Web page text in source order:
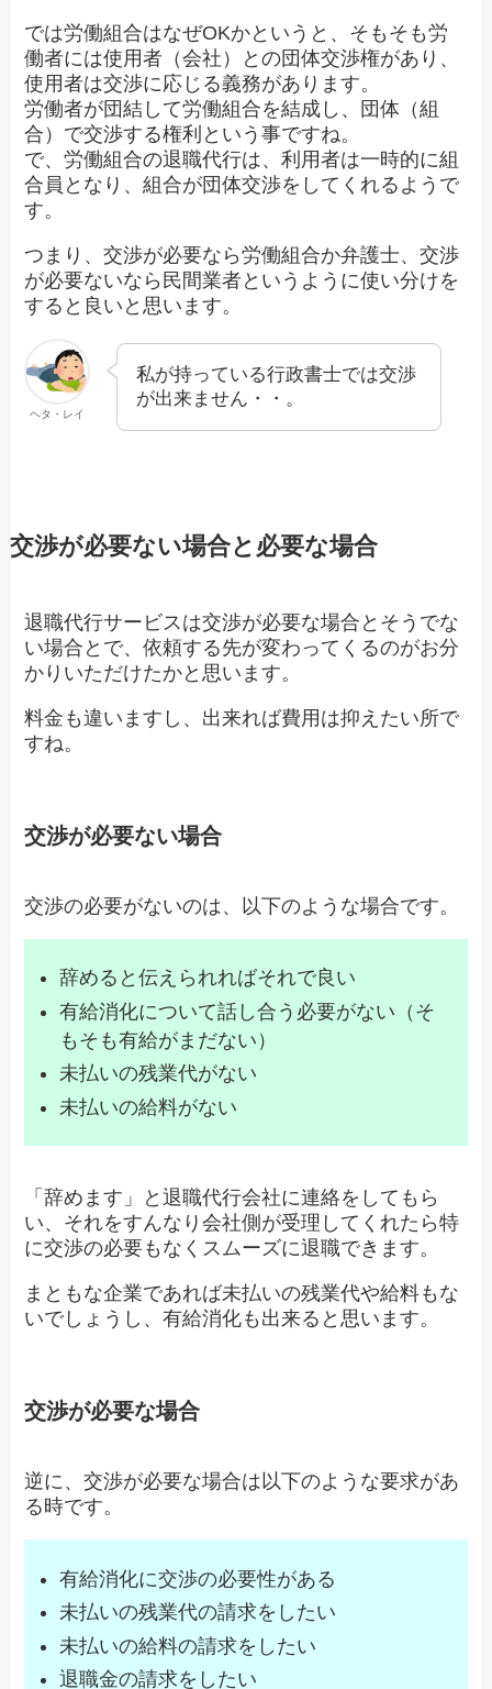
では労働組合はなぜOKかというと、そもそも労
働者には使用者（会社）との団体交渉権があり、
使用者は交渉に応じる義務があります。
労働者が団結して労働組合を結成し、団体（組
合）で交渉する権利という事ですね。
で、労働組合の退職代行は、利用者は一時的に組
合員となり、組合が団体交渉をしてくれるようで
す。
つまり、交渉が必要なら労働組合か弁護士、交渉
が必要ないなら民間業者というように使い分けを
すると良いと思います。
ヘタ・レイ
私が持っている行政書士では交渉
が出来ません・・。
交渉が必要ない場合と必要な場合
退職代行サービスは交渉が必要な場合とそうでな
い場合とで、依頼する先が変わってくるのがお分
かりいただけたかと思います。
料金も違いますし、出来れば費用は抑えたい所で
すね。
交渉が必要ない場合
交渉の必要がないのは、以下のような場合です。
辞めると伝えられればそれで良い
有給消化について話し合う必要がない（そ
もそも有給がまだない）
未払いの残業代がない
未払いの給料がない
「辞めます」と退職代行会社に連絡をしてもら
い、それをすんなり会社側が受理してくれたら特
に交渉の必要もなくスムーズに退職できます。
まともな企業であれば未払いの残業代や給料もな
いでしょうし、有給消化も出来ると思います。
交渉が必要な場合
逆に、交渉が必要な場合は以下のような要求があ
る時です。
有給消化に交渉の必要性がある
未払いの残業代の請求をしたい
未払いの給料の請求をしたい
退職金の請求をしたい